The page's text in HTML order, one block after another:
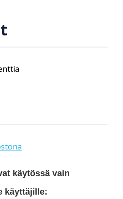
käytössä vain
käyttäjille: